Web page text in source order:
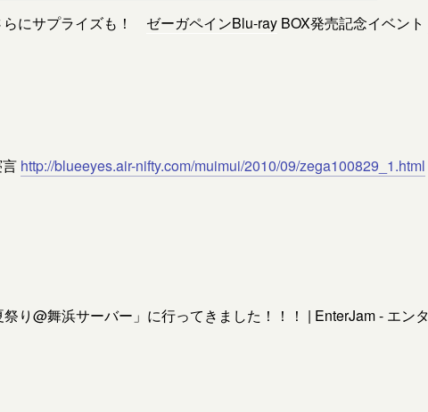
らにサプライズも！ ゼーガペインBlu-ray BOX発売記念イベント
http://blueeyes.air-nifty.com/muimui/2010/09/zega100829_1.html
祭り@舞浜サーバー」に行ってきました！！！ | EnterJam - エン